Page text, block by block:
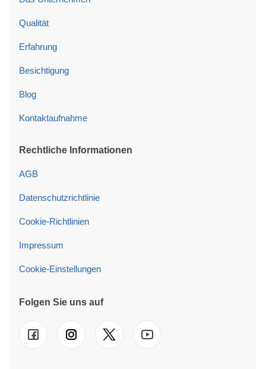
Qualität
Erfahrung
Besichtigung
Blog
Kontaktaufnahme
Rechtliche Informationen
AGB
Datenschutzrichtlinie
Cookie-Richtlinien
Impressum
Cookie-Einstellungen
Folgen Sie uns auf